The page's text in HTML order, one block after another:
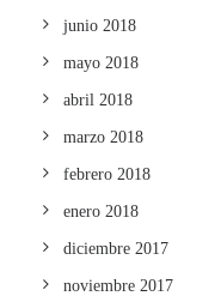
junio 2018
mayo 2018
abril 2018
marzo 2018
febrero 2018
enero 2018
diciembre 2017
noviembre 2017